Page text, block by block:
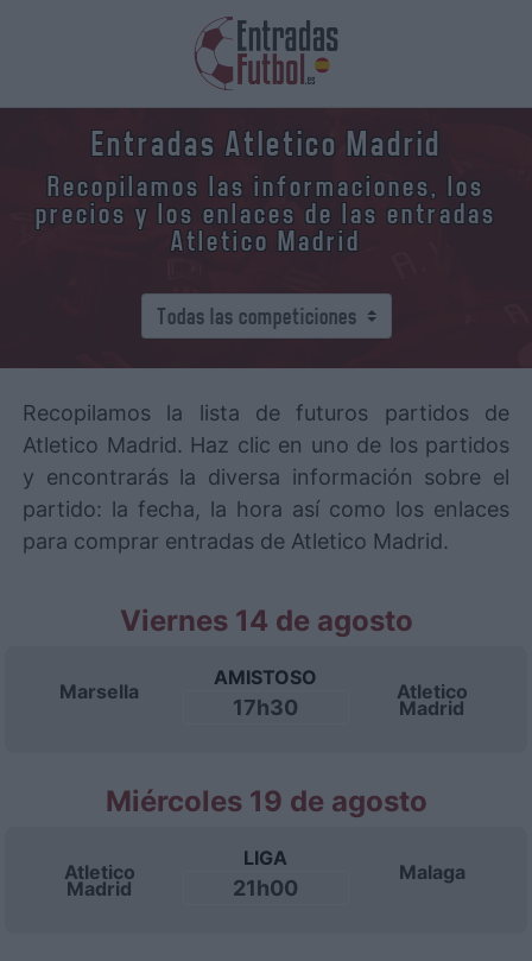
Entradas Atletico Madrid
Recopilamos las informaciones, los
precios y los enlaces de las entradas
Atletico Madrid
Recopilamos la lista de futuros partidos de
Atletico Madrid. Haz clic en uno de los partidos
y encontrarás la diversa información sobre el
partido: la fecha, la hora así como los enlaces
para comprar entradas de Atletico Madrid.
Viernes 14 de agosto
Marsella
AMISTOSO
17h30
Atletico
Madrid
Miércoles 19 de agosto
Atletico
Madrid
LIGA
21h00
Malaga